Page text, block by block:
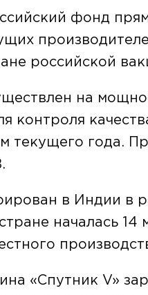
фонд
российской
на
текущего года.
в Индии в
началась
«Спутник V»